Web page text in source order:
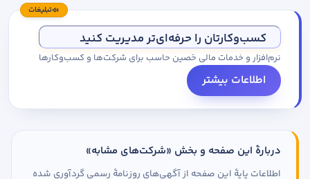
تبلیغات
کسب‌وکارتان را حرفه‌ای‌تر مدیریت کنید
نرم‌افزار و خدمات مالی حَصین حاسب برای شرکت‌ها و کسب‌وکارها
اطلاعات بیشتر
دربارهٔ این صفحه و بخش «شرکت‌های مشابه»
اطلاعات پایهٔ این صفحه از آگهی‌های روزنامهٔ رسمی گردآوری شده